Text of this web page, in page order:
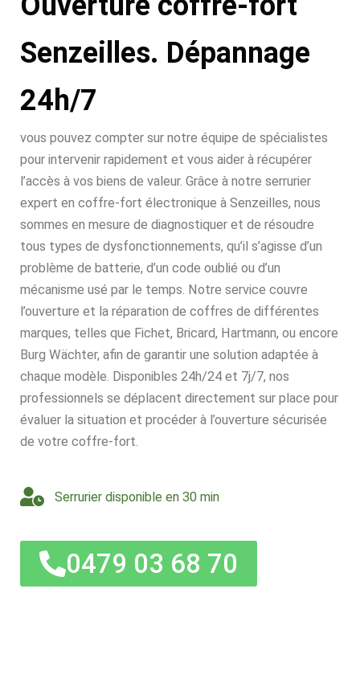
Senzeilles. Dépannage
24h/7
vous pouvez compter sur notre équipe de spécialistes
pour intervenir rapidement et vous aider à récupérer
l’accès à vos biens de valeur. Grâce à notre serrurier
expert en coffre-fort électronique à Senzeilles, nous
sommes en mesure de diagnostiquer et de résoudre
tous types de dysfonctionnements, qu’il s’agisse d’un
problème de batterie, d’un code oublié ou d’un
mécanisme usé par le temps. Notre service couvre
l’ouverture et la réparation de coffres de différentes
marques, telles que Fichet, Bricard, Hartmann, ou encore
Burg Wächter, afin de garantir une solution adaptée à
chaque modèle. Disponibles 24h/24 et 7j/7, nos
professionnels se déplacent directement sur place pour
évaluer la situation et procéder à l’ouverture sécurisée
de votre coffre-fort.
Serrurier disponible en 30 min
0479 03 68 70